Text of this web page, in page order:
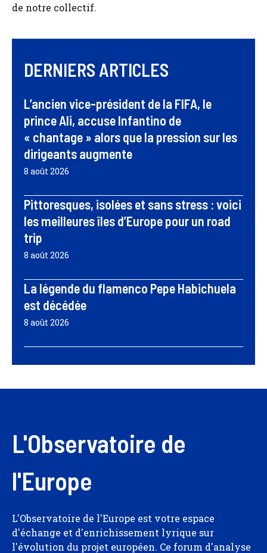
de notre collectif.
DERNIERS ARTICLES
L’ancien vice-président de la FIFA, le
prince Ali, accuse Infantino de
« chantage » alors que la pression sur les
dirigeants augmente
8 août 2026
Pittoresques, isolées et sans stress : voici
les meilleures îles d’Europe pour un road
trip
8 août 2026
La légende du flamenco Pepe Habichuela
est décédée
8 août 2026
L'Observatoire de
l'Europe
L'Observatoire de l'Europe est votre espace
d'échange et d'enrichissement lyrique sur
l'évolution du projet européen. Ce forum d'analyse